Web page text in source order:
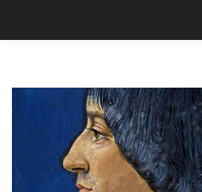
Aller